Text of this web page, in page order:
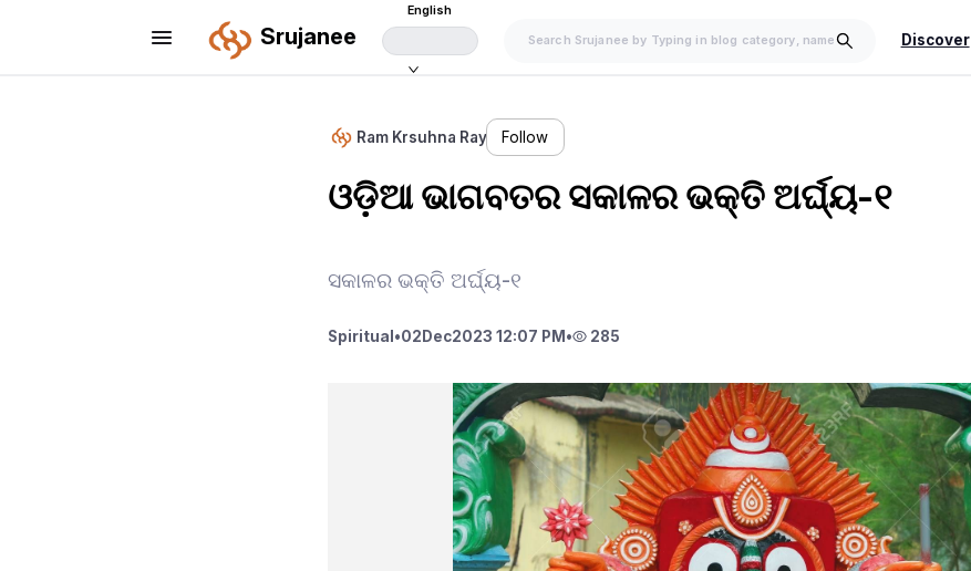
Srujanee
English
Discover
Ram Krsuhna Ray Follow
ଓଡ଼ିଆ ଭାଗବତର ସକାଳର ଭକ୍ତି ଅର୍ଘ୍ୟ-୧
ସକାଳର ଭକ୍ତି ଅର୍ଘ୍ୟ-୧
Spiritual •02 Dec2023 12:07 PM • 285